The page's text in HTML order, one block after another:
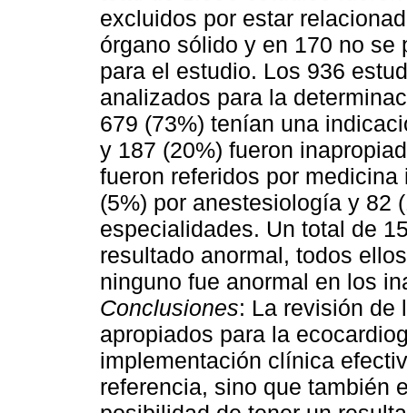
excluidos por estar
órgano sólido y en 170 no
para el estudio. Los 936
analizados para la
679 (73%) tenían una
y 187 (20%) fueron
fueron referidos por
(5%) por anestesiología y 82
especialidades. Un total de
resultado anormal, todos
ninguno fue anormal en los
Conclusiones: La revisión de
apropiados para la
implementación clínica
referencia, sino que también